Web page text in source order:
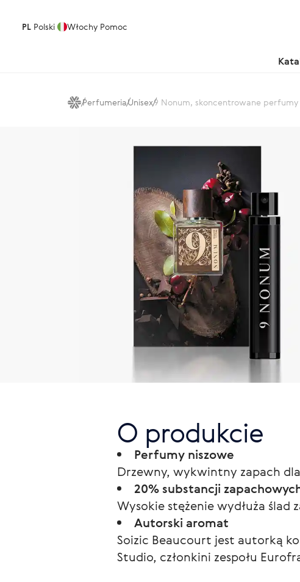
PL Polski Włochy Pomoc
PerfumeriaUnisex9 Nonum, skoncentrowane perfumy
O produkcie
Perfumy niszowe
Drzewny, wykwintny zapach
20% substancji
Wysokie stężenie wydłuża
Autorski aromat
Soizic Beaucourt jest autorką
Studio, członkini zespołu